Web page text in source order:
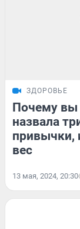
ЗДОРОВЬЕ
Почему вы
назвала
привычки,
вес
13 мая, 2024, 20:30